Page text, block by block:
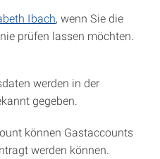
Ibach, wenn Sie die
prüfen lassen möchten.
werden in der
gegeben.
können Gastaccounts
werden können.